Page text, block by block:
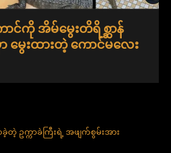
ာင်ကို အိမ်မွေးတိရိစ္ဆာန်
မွေးထားတဲ့ ကောင်မလေး
တဲ့ ဥက္ကာခဲကြီးရဲ့ အဖျက်စွမ်းအား